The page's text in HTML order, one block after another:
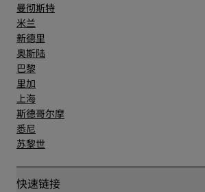
曼彻斯特
米兰
新德里
奥斯陆
巴黎
里加
上海
斯德哥尔摩
悉尼
苏黎世
快速链接